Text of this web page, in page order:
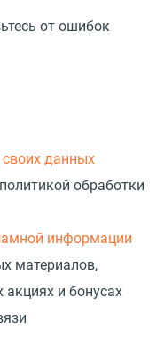
от ошибок
данных
обработки
информации
материалов,
и бонусах